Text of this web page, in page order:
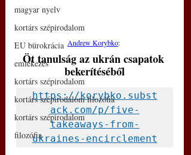
magyar nyelv
kortárs szépirodalom
EU bürokrácia
emlékezés
kortárs szépirodalom
kortárs szépirodalom filozófia
kortárs szépirodalom
filozófia
Andrew Korybko:
Öt tanulság az ukrán csapatok
bekerítéséből
https://korybko.subst
ack.com/p/five-
takeaways-from-
ukraines-encirclement